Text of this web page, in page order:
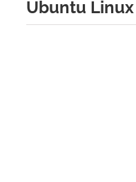
Ubuntu Linux